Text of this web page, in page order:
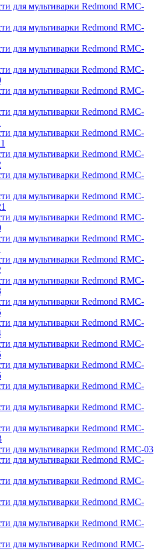
для мультиварки Redmond RMC-
для мультиварки Redmond RMC-
для мультиварки Redmond RMC-
для мультиварки Redmond RMC-
для мультиварки Redmond RMC-
для мультиварки Redmond RMC-
для мультиварки Redmond RMC-
для мультиварки Redmond RMC-
для мультиварки Redmond RMC-
для мультиварки Redmond RMC-
для мультиварки Redmond RMC-
для мультиварки Redmond RMC-
для мультиварки Redmond RMC-
для мультиварки Redmond RMC-
для мультиварки Redmond RMC-
для мультиварки Redmond RMC-
для мультиварки Redmond RMC-
для мультиварки Redmond RMC-
для мультиварки Redmond RMC-
для мультиварки Redmond RMC-
для мультиварки Redmond RMC-
для мультиварки Redmond RMC-03
для мультиварки Redmond RMC-
для мультиварки Redmond RMC-
для мультиварки Redmond RMC-
для мультиварки Redmond RMC-
для мультиварки Redmond RMC-